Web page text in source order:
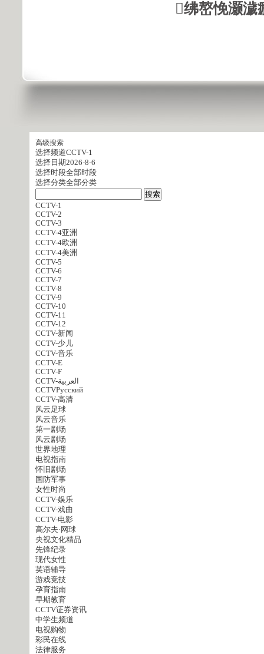
绋嶅悗灏
高级搜索
选择频道CCTV-1
选择日期2026-8-6
选择时段全部时段
选择分类全部分类
CCTV-1
CCTV-2
CCTV-3
CCTV-4亚洲
CCTV-4欧洲
CCTV-4美洲
CCTV-5
CCTV-6
CCTV-7
CCTV-8
CCTV-9
CCTV-10
CCTV-11
CCTV-12
CCTV-新闻
CCTV-少儿
CCTV-音乐
CCTV-E
CCTV-F
CCTV-العربية
CCTVPусский
CCTV-高清
风云足球
风云音乐
第一剧场
风云剧场
世界地理
电视指南
怀旧剧场
国防军事
女性时尚
CCTV-娱乐
CCTV-戏曲
CCTV-电影
高尔夫·网球
央视文化精品
先锋纪录
现代女性
英语辅导
游戏竞技
孕育指南
早期教育
CCTV证券资讯
中学生频道
电视购物
彩民在线
法律服务